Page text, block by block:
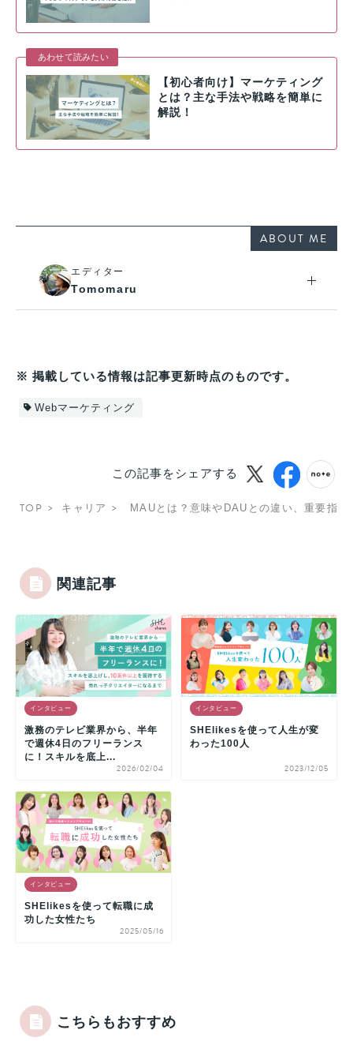
あわせて読みたい
【初心者向け】マーケティング
とは？主な手法や戦略を簡単に
解説！
ABOUT ME
エディター
Tomomaru
※ 掲載している情報は記事更新時点のものです。
Webマーケティング
この記事をシェアする
TOP キャリア MAUとは？意味やDAUとの違い、重要指
関連記事
インタビュー
激務のテレビ業界から、半年
で週休4日のフリーランス
に！スキルを底上...
2026/02/04
インタビュー
SHElikesを使って人生が変
わった100人
2023/12/05
インタビュー
SHElikesを使って転職に成
功した女性たち
2025/05/16
こちらもおすすめ